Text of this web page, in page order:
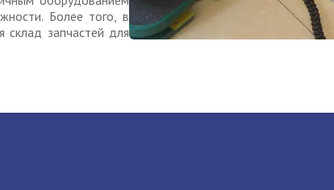
Более того, в
склад запчастей для